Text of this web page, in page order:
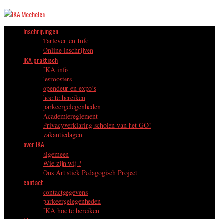
Inschrijvingen
Tarieven en Info
Online inschrijven
IKA praktisch
IKA info
lesroosters
opendeur en expo’s
hoe te bereiken
parkeergelegenheden
Academiereglement
Privacyverklaring scholen van het GO!
vakantiedagen
over IKA
algemeen
Wie zijn wij ?
Ons Artistiek Pedagogisch Project
contact
contactgegevens
parkeergelegenheden
IKA hoe te bereiken